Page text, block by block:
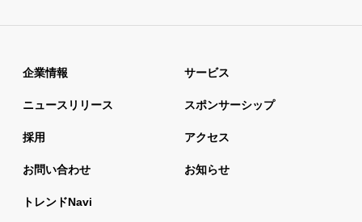
企業情報 サービス
ニュースリリース スポンサーシップ
採用 アクセス
お問い合わせ お知らせ
トレンドnavi